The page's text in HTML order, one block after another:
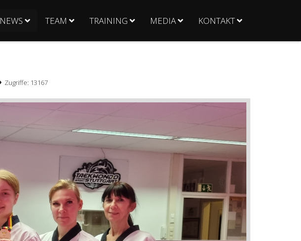
NEWS TEAM TRAINING MEDIA KONTAKT
Zugriffe: 13167